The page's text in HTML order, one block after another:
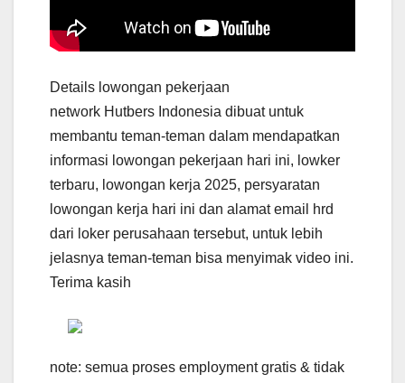
Details lowongan pekerjaan
network Hutbers Indonesia dibuat untuk
membantu teman-teman dalam mendapatkan
informasi lowongan pekerjaan hari ini, lowker
terbaru, lowongan kerja 2025, persyaratan
lowongan kerja hari ini dan alamat email hrd
dari loker perusahaan tersebut, untuk lebih
jelasnya teman-teman bisa menyimak video ini.
Terima kasih
note: semua proses employment gratis & tidak